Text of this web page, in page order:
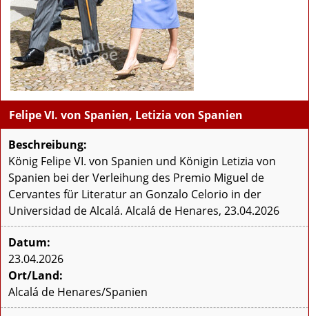
Felipe VI. von Spanien, Letizia von Spanien
Beschreibung:
König Felipe VI. von Spanien und Königin Letizia von
Spanien bei der Verleihung des Premio Miguel de
Cervantes für Literatur an Gonzalo Celorio in der
Universidad de Alcalá. Alcalá de Henares, 23.04.2026
Datum:
23.04.2026
Ort/Land:
Alcalá de Henares/Spanien